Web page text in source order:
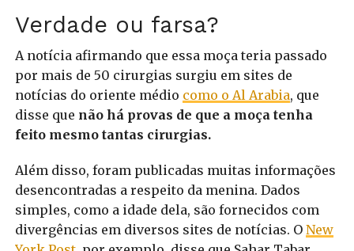
Verdade ou farsa?
A notícia afirmando que essa moça teria passado
por mais de 50 cirurgias surgiu em sites de
notícias do oriente médio como o Al Arabia, que
disse que não há provas de que a moça tenha
feito mesmo tantas cirurgias.
Além disso, foram publicadas muitas informações
desencontradas a respeito da menina. Dados
simples, como a idade dela, são fornecidos com
divergências em diversos sites de notícias. O New